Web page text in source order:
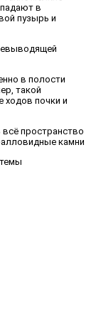
в
пузырь и
в полости
такой
ходов почки и
пространство
камни